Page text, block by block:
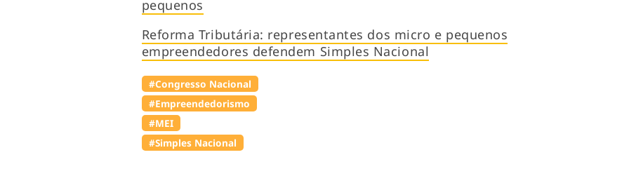
pequenos
Reforma Tributária: representantes dos micro e pequenos
empreendedores defendem Simples Nacional
#Congresso Nacional
#Empreendedorismo
#MEI
#Simples Nacional